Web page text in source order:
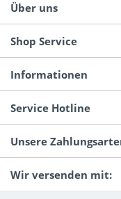
Über uns
Shop Service
Informationen
Service Hotline
Unsere
Wir versenden mit: